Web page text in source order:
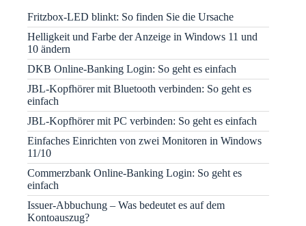
Fritzbox-LED blinkt: So finden Sie die Ursache
Helligkeit und Farbe der Anzeige in Windows 11 und
10 ändern
DKB Online-Banking Login: So geht es einfach
JBL-Kopfhörer mit Bluetooth verbinden: So geht es
einfach
JBL-Kopfhörer mit PC verbinden: So geht es einfach
Einfaches Einrichten von zwei Monitoren in Windows
11/10
Commerzbank Online-Banking Login: So geht es
einfach
Issuer-Abbuchung – Was bedeutet es auf dem
Kontoauszug?